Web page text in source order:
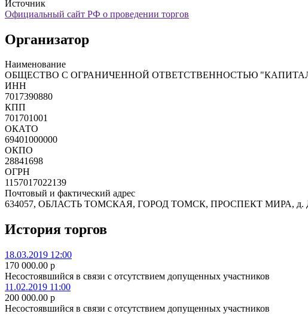
Источник
Официальный сайт РФ о проведении торгов
Организатор
Наименование
ОБЩЕСТВО С ОГРАНИЧЕННОЙ ОТВЕТСТВЕННОСТЬЮ
ИНН
7017390880
КПП
701701001
ОКАТО
69401000000
ОКПО
28841698
ОГРН
1157017022139
Почтовый и фактический адрес
634057, ОБЛАСТЬ ТОМСКАЯ, ГОРОД ТОМСК, ПРОСПЕКТ МИРА, д.
История торгов
18.03.2019 12:00
170 000.00 p
Несостоявшийся в связи с отсутствием допущенных участников
11.02.2019 11:00
200 000.00 p
Несостоявшийся в связи с отсутствием допущенных участников